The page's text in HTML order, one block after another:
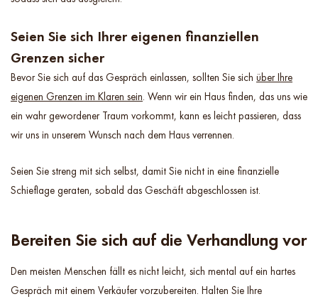
Seien Sie sich Ihrer eigenen finanziellen
Grenzen sicher
Bevor Sie sich auf das Gespräch einlassen, sollten Sie sich über Ihre
eigenen Grenzen im Klaren sein. Wenn wir ein Haus finden, das uns wie
ein wahr gewordener Traum vorkommt, kann es leicht passieren, dass
wir uns in unserem Wunsch nach dem Haus verrennen.
Seien Sie streng mit sich selbst, damit Sie nicht in eine finanzielle
Schieflage geraten, sobald das Geschäft abgeschlossen ist.
Bereiten Sie sich auf die Verhandlung vor
Den meisten Menschen fällt es nicht leicht, sich mental auf ein hartes
Gespräch mit einem Verkäufer vorzubereiten. Halten Sie Ihre